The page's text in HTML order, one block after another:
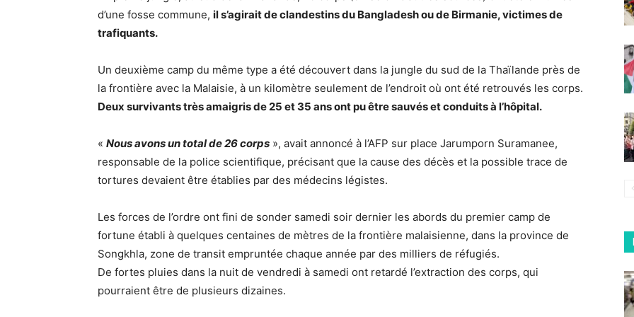
d’une fosse commune, il s’agirait de clandestins du Bangladesh ou de Birmanie, victimes de
trafiquants.
Un deuxième camp du même type a été découvert dans la jungle du sud de la Thaïlande près de
la frontière avec la Malaisie, à un kilomètre seulement de l’endroit où ont été retrouvés les corps.
Deux survivants très amaigris de 25 et 35 ans ont pu être sauvés et conduits à l’hôpital.
« Nous avons un total de 26 corps », avait annoncé à l’AFP sur place Jarumporn Suramanee,
responsable de la police scientifique, précisant que la cause des décès et la possible trace de
tortures devaient être établies par des médecins légistes.
Les forces de l’ordre ont fini de sonder samedi soir dernier les abords du premier camp de
fortune établi à quelques centaines de mètres de la frontière malaisienne, dans la province de
Songkhla, zone de transit empruntée chaque année par des milliers de réfugiés.
De fortes pluies dans la nuit de vendredi à samedi ont retardé l’extraction des corps, qui
pourraient être de plusieurs dizaines.